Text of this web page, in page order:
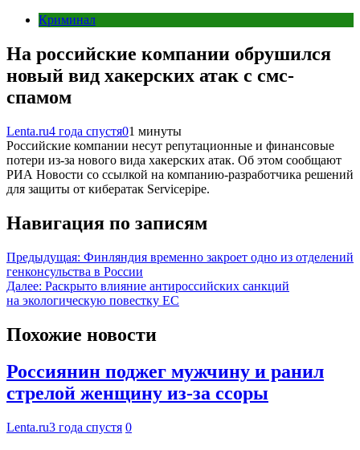
Криминал
На российские компании обрушился
новый вид хакерских атак с смс-
спамом
Lenta.ru4 года спустя01 минуты
Российские компании несут репутационные и финансовые
потери из-за нового вида хакерских атак. Об этом сообщают
РИА Новости со ссылкой на компанию-разработчика решений
для защиты от кибератак Servicepipe.
Навигация по записям
Предыдущая: Финляндия временно закроет одно из отделений
генконсульства в России
Далее: Раскрыто влияние антироссийских санкций
на экологическую повестку ЕС
Похожие новости
Россиянин поджег мужчину и ранил
стрелой женщину из-за ссоры
Lenta.ru3 года спустя 0